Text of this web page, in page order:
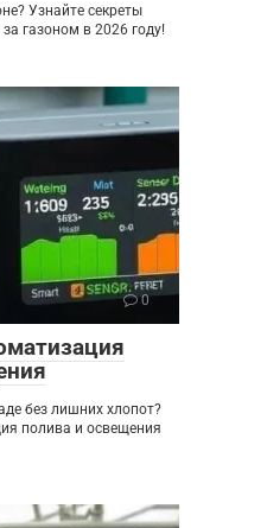
Узнайте секреты
газоном в 2026 году!
0
без лишних хлопот?
полива и освещения